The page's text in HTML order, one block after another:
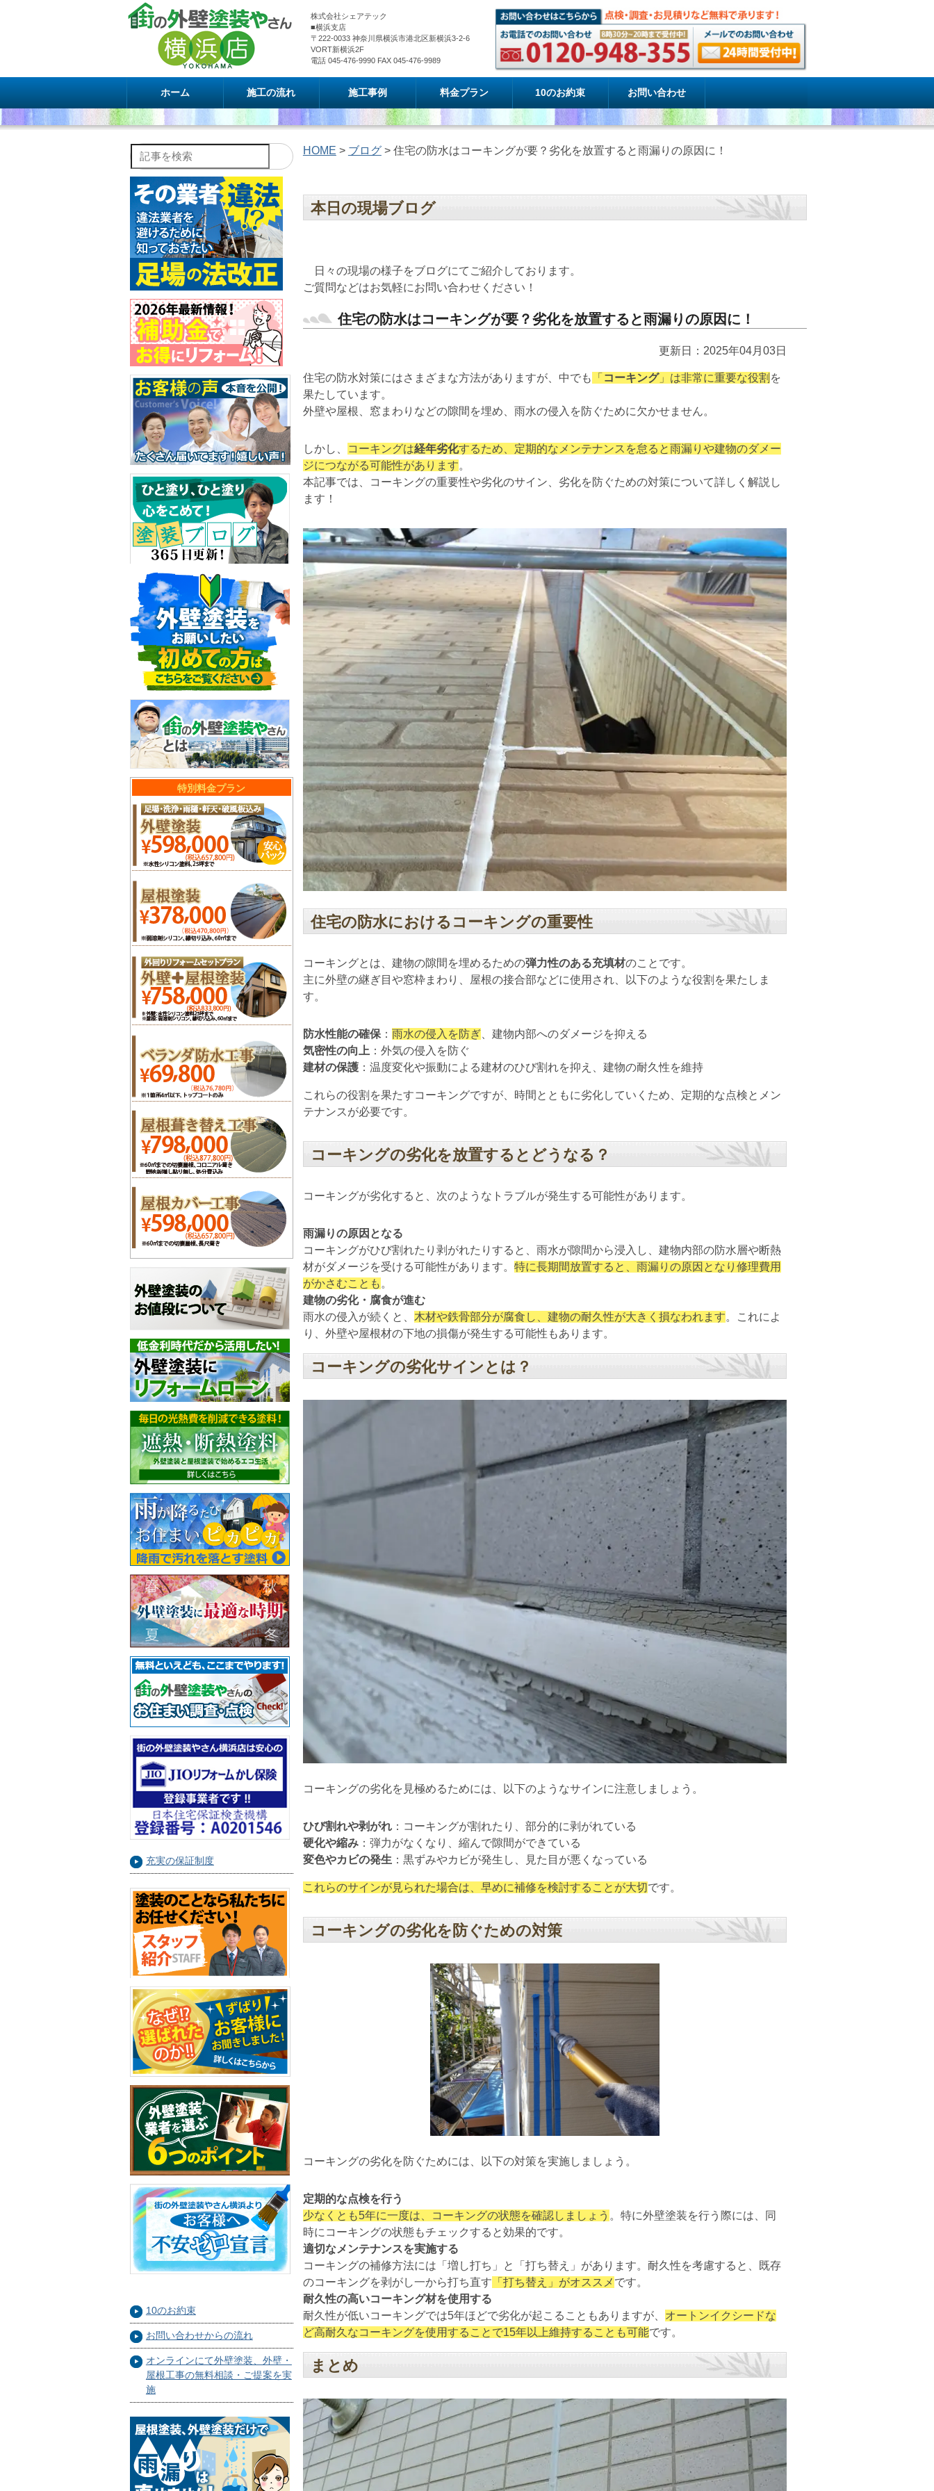
株式会社シェアテック
■横浜支店
〒222-0033 神奈川県横浜市港北区新横浜3-2-6
VORT新横浜2F
電話 045-476-9990 FAX 045-476-9989
ホーム 施工の流れ 施工事例 料金プラン 10のお約束 お問い合わせ
記事を検索
特別料金プラン
充実の保証制度
10のお約束
お問い合わせからの流れ
オンラインにて外壁塗装、外壁・
屋根工事の無料相談・ご提案を実
施
HOME > ブログ> 住宅の防水はコーキングが要？劣化を放置すると雨漏りの原因に！
本日の現場ブログ
日々の現場の様子をブログにてご紹介しております。
ご質問などはお気軽にお問い合わせください！
住宅の防水はコーキングが要？劣化を放置すると雨漏りの原因に！
更新日：2025年04月03日
住宅の防水対策にはさまざまな方法がありますが、中でも 「 コーキング」は非常に重要な役割 を
果たしています。
外壁や屋根、窓まわりなどの隙間を埋め、雨水の侵入を防ぐために欠かせません。
しかし、 コーキングは経年劣化するため、定期的なメンテナンスを怠ると雨漏りや建物のダメー
ジにつながる可能性があります。
本記事では、コーキングの重要性や劣化のサイン、劣化を防ぐための対策について詳しく解説し
ます！
住宅の防水におけるコーキングの重要性
コーキングとは、建物の隙間を埋めるための弾力性のある充填材のことです。
主に外壁の継ぎ目や窓枠まわり、屋根の接合部などに使用され、以下のような役割を果たしま
す。
防水性能の確保： 雨水の侵入を防ぎ、建物内部へのダメージを抑える
気密性の向上 ：外気の侵入を防ぐ
建材の保護：温度変化や振動による建材のひび割れを抑え、建物の耐久性を維持
これらの役割を果たすコーキングですが、時間とともに劣化していくため、定期的な点検とメン
テナンスが必要です。
コーキングの劣化を放置するとどうなる？
コーキングが劣化すると、次のようなトラブルが発生する可能性があります。
雨漏りの原因となる
コーキングがひび割れたり剥がれたりすると、雨水が隙間から浸入し、建物内部の防水層や断熱
材がダメージを受ける可能性があります。 特に長期間放置すると、雨漏りの原因となり修理費用
がかさむことも 。
建物の劣化・腐食が進む
雨水の侵入が続くと、 木材や鉄骨部分が腐食し、建物の耐久性が大きく損なわれます。これによ
り、外壁や屋根材の下地の損傷が発生する可能性もあります。
コーキングの劣化サインとは？
コーキングの劣化を見極めるためには、以下のようなサインに注意しましょう。
ひび割れや剥がれ：コーキングが割れたり、部分的に剥がれている
硬化や縮み：弾力がなくなり、縮んで隙間ができている
変色やカビの発生 ：黒ずみやカビが発生し、見た目が悪くなっている
これらのサインが見られた場合は、早めに補修を検討することが大切です。
コーキングの劣化を防ぐための対策
コーキングの劣化を防ぐためには、以下の対策を実施しましょう。
定期的な点検を行う
少なくとも5年に一度は、コーキングの状態を確認しましょう 。特に外壁塗装を行う際には、同
時にコーキングの状態もチェックすると効果的です。
適切なメンテナンスを実施する
コーキングの補修方法には「増し打ち」と「打ち替え」があります。耐久性を考慮すると、既存
のコーキングを剥がし一から打ち直す 「打ち替え」がオススメ です。
耐久性の高いコーキング材を使用する
耐久性が低いコーキングでは5年ほどで劣化が起こることもありますが、 オートンイクシードな
ど高耐久なコーキングを使用することで15年以上維持することも可能です。
まとめ